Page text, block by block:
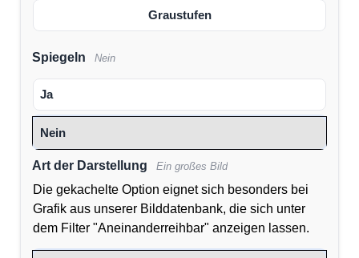
Graustufen
Spiegeln Nein
Ja
Nein
Art der Darstellung Ein großes Bild
Die gekachelte Option eignet sich besonders bei
Grafik aus unserer Bilddatenbank, die sich unter
dem Filter "Aneinanderreihbar" anzeigen lassen.